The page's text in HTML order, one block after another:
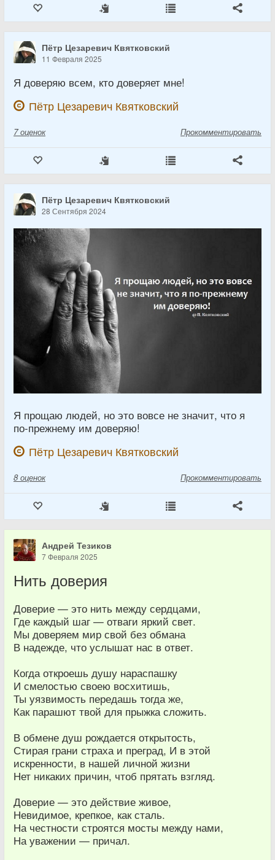
Пётр Цезаревич Квятковский
11 Февраля 2025
Я доверяю всем, кто доверяет мне!
Пётр Цезаревич Квятковский
7 оценок Прокомментировать
Пётр Цезаревич Квятковский
28 Сентября 2024
Я прощаю людей, но это вовсе не значит, что я
по-прежнему им доверяю!
Пётр Цезаревич Квятковский
8 оценок Прокомментировать
Андрей Тезиков
7 Февраля 2025
Нить доверия
Доверие — это нить между сердцами,
Где каждый шаг — отваги яркий свет.
Мы доверяем мир свой без обмана
В надежде, что услышат нас в ответ.
Когда откроешь душу нараспашку
И смелостью своею восхитишь,
Ты уязвимость передашь тогда же,
Как парашют твой для прыжка сложить.
В обмене душ рождается открытость,
Стирая грани страха и преград, И в этой
искренности, в нашей личной жизни
Нет никаких причин, чтоб прятать взгляд.
Доверие — это действие живое,
Невидимое, крепкое, как сталь.
На честности строятся мосты между нами,
На уважении — причал.